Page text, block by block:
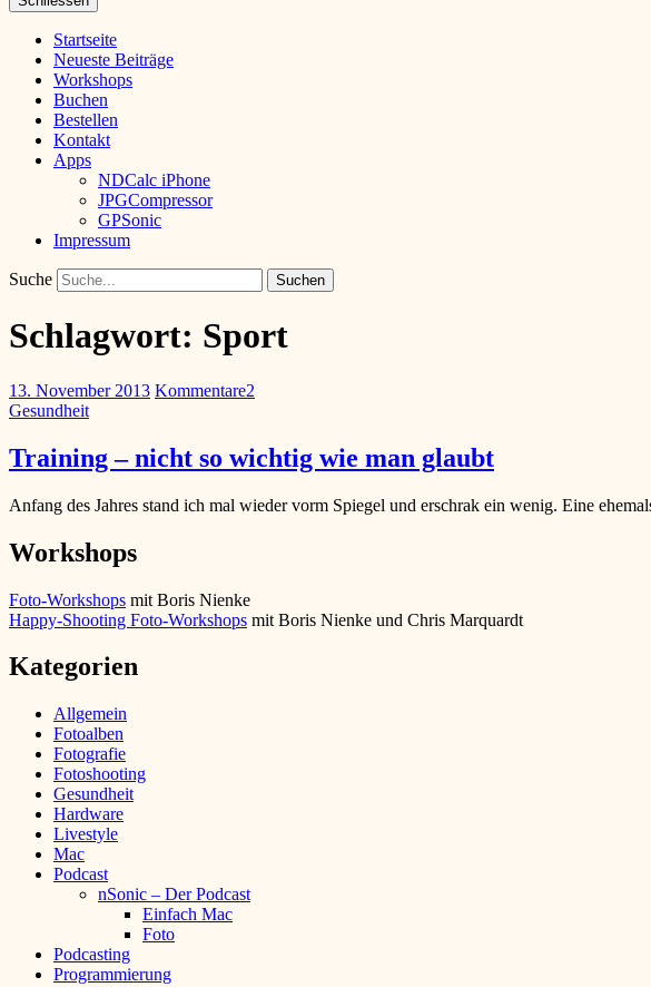
Startseite
Neueste Beiträge
Workshops
Buchen
Bestellen
Kontakt
Apps
NDCalc iPhone
JPGCompressor
GPSonic
Impressum
Suche
Schlagwort: Sport
13. November 2013 Kommentare2
Gesundheit
Training – nicht so wichtig wie man glaubt
Anfang des Jahres stand ich mal wieder vorm Spiegel und erschrak ein wenig. Eine
Workshops
Foto-Workshops mit Boris Nienke
Happy-Shooting Foto-Workshops mit Boris Nienke und Chris Marquardt
Kategorien
Allgemein
Fotoalben
Fotografie
Fotoshooting
Gesundheit
Hardware
Livestyle
Mac
Podcast
nSonic – Der Podcast
Einfach Mac
Foto
Podcasting
Programmierung